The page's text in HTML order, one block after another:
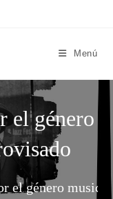
Menú
el género
el género